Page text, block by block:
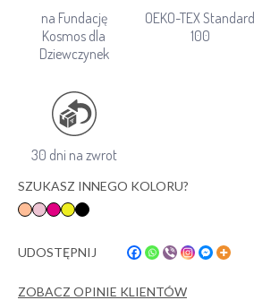
na Fundację
Kosmos dla
Dziewczynek
OEKO-TEX Standard
100
30 dni na zwrot
SZUKASZ INNEGO KOLORU?
UDOSTĘPNIJ
ZOBACZ OPINIE KLIENTÓW